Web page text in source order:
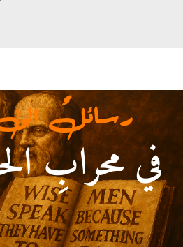
في محرابِ
علي بن أبي
رسائلٌ